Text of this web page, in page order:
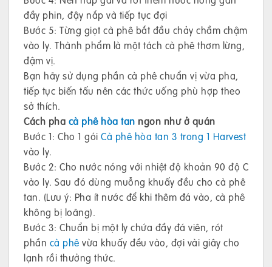
đầy phin, đậy nắp và tiếp tục đợi
Bước 5: Từng giọt cà phê bắt đầu chảy chầm chậm
vào ly. Thành phẩm là một tách cà phê thơm lừng,
đậm vị.
Bạn hãy sử dụng phần cà phê chuẩn vị vừa pha,
tiếp tục biến tấu nên các thức uống phù hợp theo
sở thích.
Cách pha cà phê hòa tan ngon như ở quán
Bước 1: Cho 1 gói Cà phê hòa tan 3 trong 1 Harvest
vào ly.
Bước 2: Cho nước nóng với nhiệt độ khoản 90 độ C
vào ly. Sau đó dùng muỗng khuấy đều cho cà phê
tan. (Lưu ý: Pha ít nước để khi thêm đá vào, cà phê
không bị loãng).
Bước 3: Chuẩn bị một ly chứa đầy đá viên, rót
phần cà phê vừa khuấy đều vào, đợi vài giây cho
lạnh rồi thưởng thức.